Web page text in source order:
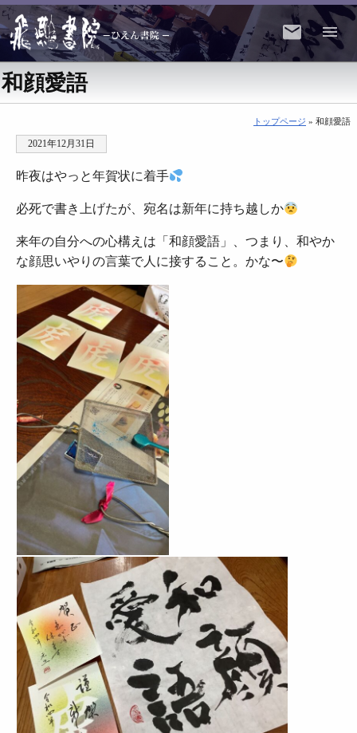
和顔愛語
トップページ » 和顔愛語
2021年12月31日
昨夜はやっと年賀状に着手
必死で書き上げたが、宛名は新年に持ち越しか
来年の自分への心構えは「和顔愛語」、つまり、和やか
な顔思いやりの言葉で人に接すること。かな〜